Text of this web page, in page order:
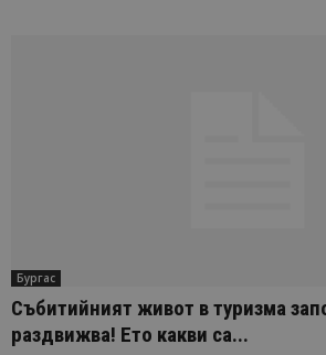
Бургас
Събитийният живот в туризма
раздвижва! Ето какви са...